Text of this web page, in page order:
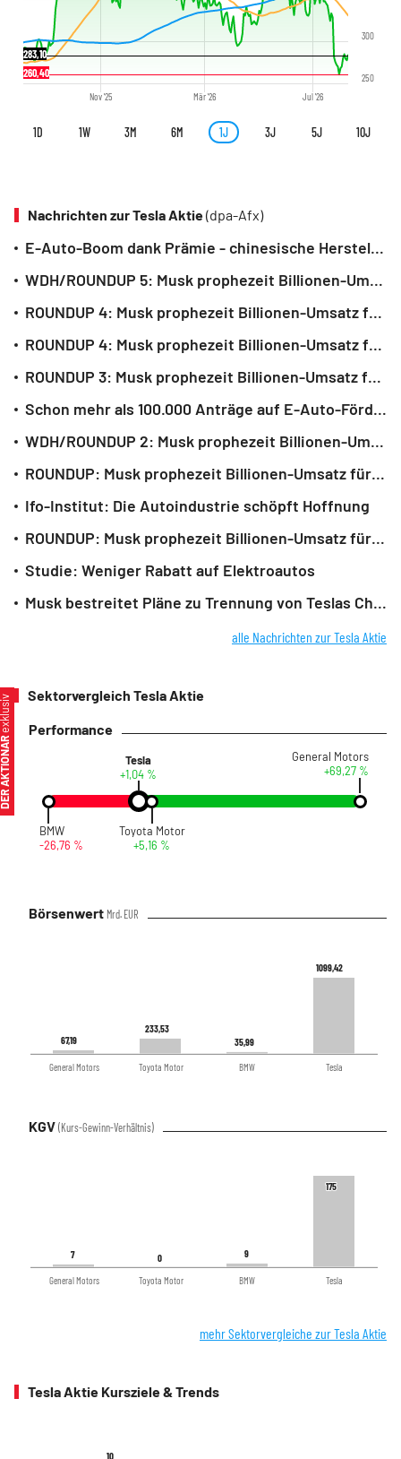
Nov '25 Mär '26 Jul '26
250
300
283,10
260,40
1D 1W 3M 6M 1J 3J 5J 10J
Nachrichten zur Tesla Aktie(dpa-Afx)
E-Auto-Boom dank Prämie - chinesische Hersteller profitieren
WDH/ROUNDUP 5: Musk prophezeit Billionen-Umsatz für SpaceX - Aktie rutscht ab
ROUNDUP 4: Musk prophezeit Billionen-Umsatz für SpaceX - Aktie rutscht ab
ROUNDUP 4: Musk prophezeit Billionen-Umsatz für SpaceX - Aktie fällt deutlich
ROUNDUP 3: Musk prophezeit Billionen-Umsatz für SpaceX - Aktie fällt
Schon mehr als 100.000 Anträge auf E-Auto-Förderung
WDH/ROUNDUP 2: Musk prophezeit Billionen-Umsatz für SpaceX - Aktie fällt
ROUNDUP: Musk prophezeit Billionen-Umsatz für SpaceX - Aktie fällt
Ifo-Institut: Die Autoindustrie schöpft Hoffnung
ROUNDUP: Musk prophezeit Billionen-Umsatz für SpaceX - Aktie fällt
Studie: Weniger Rabatt auf Elektroautos
Musk bestreitet Pläne zu Trennung von Teslas China-Geschäft
alle Nachrichten zur Tesla Aktie
Sektorvergleich Tesla Aktie
Performance
BMW
-26,76 %
Tesla
+1,04 %
Toyota Motor
+5,16 %
General Motors
+69,27 %
Börsenwert Mrd. EUR
67,19
67,19
233,53
233,53
35,99
35,99
1099,42
1099,42
General Motors Toyota Motor BMW Tesla
KGV (Kurs-Gewinn-Verhältnis)
7
7 0
0 9
9
175
175
General Motors Toyota Motor BMW Tesla
mehr Sektorvergleiche zur Tesla Aktie
Tesla Aktie Kursziele & Trends
10
10